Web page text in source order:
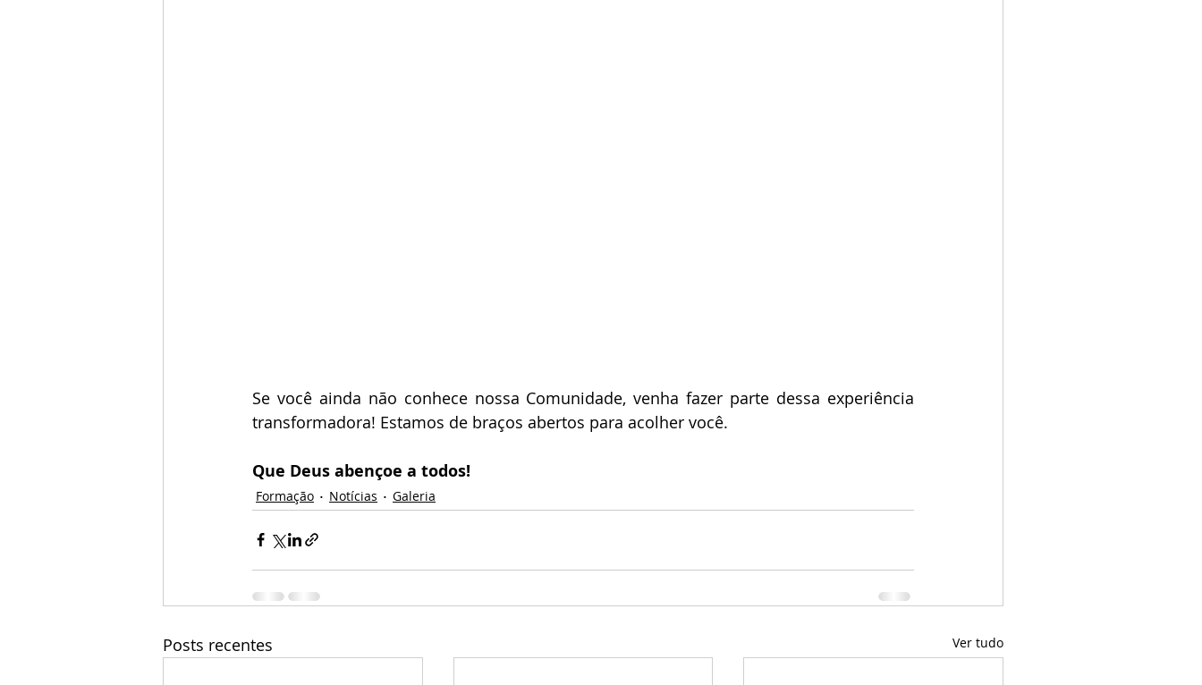
Se você ainda não conhece nossa Comunidade, venha fazer parte dessa experiência
transformadora! Estamos de braços abertos para acolher você.
Que Deus abençoe a todos!
Formação Notícias Galeria
Posts recentes Ver tudo